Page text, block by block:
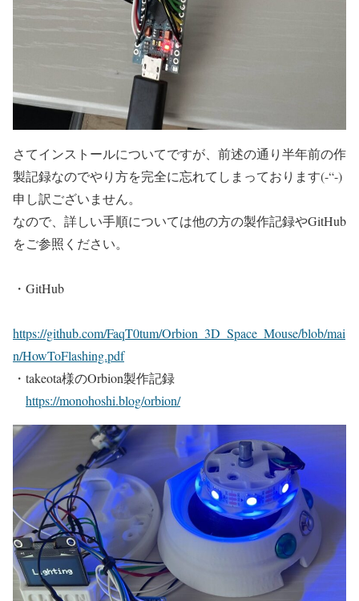
さてインストールについてですが、前述の通り半年前の作
製記録なのでやり方を完全に忘れてしまっております(-“-)
申し訳ございません。
なので、詳しい手順については他の方の製作記録やGitHub
をご参照ください。
・GitHub
https://github.com/FaqT0tum/Orbion_3D_Space_Mouse/blob/mai
n/HowToFlashing.pdf
・takeota様のOrbion製作記録
https://monohoshi.blog/orbion/